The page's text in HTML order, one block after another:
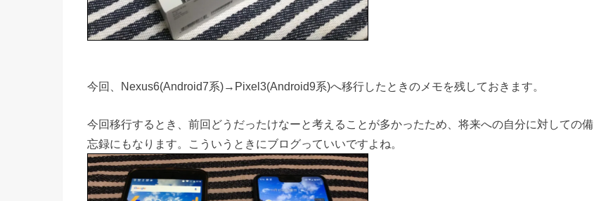
今回、Nexus6(Android7系)→Pixel3(Android9系)へ移行したときのメモを残しておきます。
今回移行するとき、前回どうだったけなーと考えることが多かったため、将来への自分に対しての備
忘録にもなります。こういうときにブログっていいですよね。